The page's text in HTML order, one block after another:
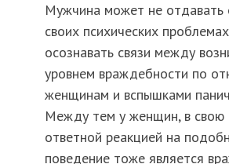
Мужчина может не отдавать
своих психических
осознавать связи между
уровнем враждебности по
женщинам и вспышками
Между тем у женщин, в свою
ответной реакцией на
поведение тоже является